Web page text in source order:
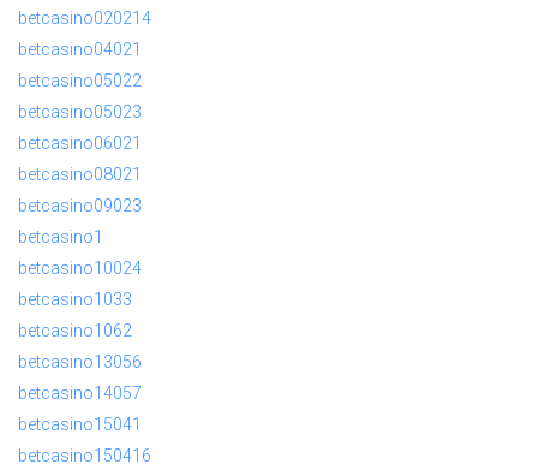
betcasino020214
betcasino04021
betcasino05022
betcasino05023
betcasino06021
betcasino08021
betcasino09023
betcasino1
betcasino10024
betcasino1033
betcasino1062
betcasino13056
betcasino14057
betcasino15041
betcasino150416